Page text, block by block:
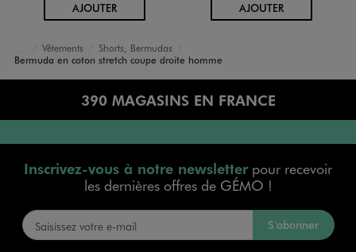
AJOUTERAU PANIER AJOUTERAU PANIER
Accueil
Homme
Vêtements
Shorts, Bermudas
Bermuda en coton stretch coupe droite homme
390 MAGASINS EN FRANCE
Inscrivez-vous à notre newsletterpour recevoir
les dernières offres de GÉMO !
S’abonner